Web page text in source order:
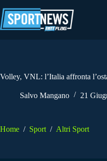
al
contenuto
Volley, VNL: l’Italia affronta
Salvo Mangano 21
Home / Sport / Altri Sport